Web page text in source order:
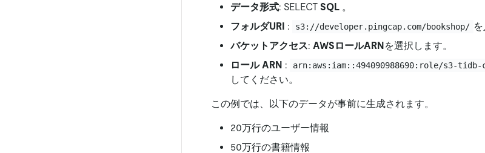
データ形式: SELECT SQL 。
フォルダURI : s3://developer.pingcap.com/bookshop/
バケットアクセス: AWSロールARNを選択します。
ロール ARN : arn:aws:iam::494090988690:role/s3-tidb-
してください。
この例では、以下のデータが事前に生成されます。
20万行のユーザー情報
50万行の書籍情報